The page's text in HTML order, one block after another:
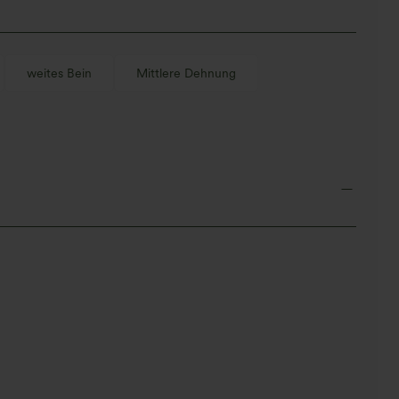
weites Bein Mittlere Dehnung